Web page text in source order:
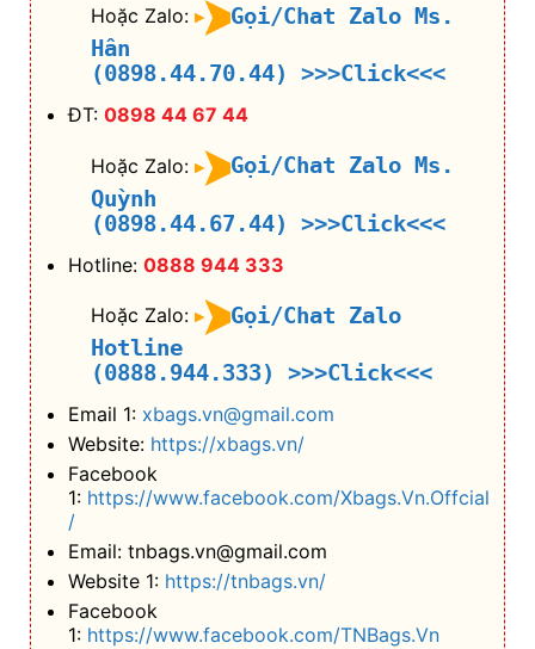
Hoặc Zalo:
Gọi/Chat Zalo Ms.
Hân
(0898.44.70.44)
>>>Click<<<
ĐT: 0898 44 67 44
Hoặc Zalo:
Gọi/Chat Zalo Ms.
Quỳnh
(0898.44.67.44)
>>>Click<<<
Hotline: 0888 944 333
Hoặc Zalo:
Gọi/Chat Zalo
Hotline
(0888.944.333)
>>>Click<<<
Email 1: xbags.vn@gmail.com
Website: https://xbags.vn/
Facebook
1: https://www.facebook.com/Xbags.Vn.Offcial
/
Email: tnbags.vn@gmail.com
Website 1: https://tnbags.vn/
Facebook
1: https://www.facebook.com/TNBags.Vn